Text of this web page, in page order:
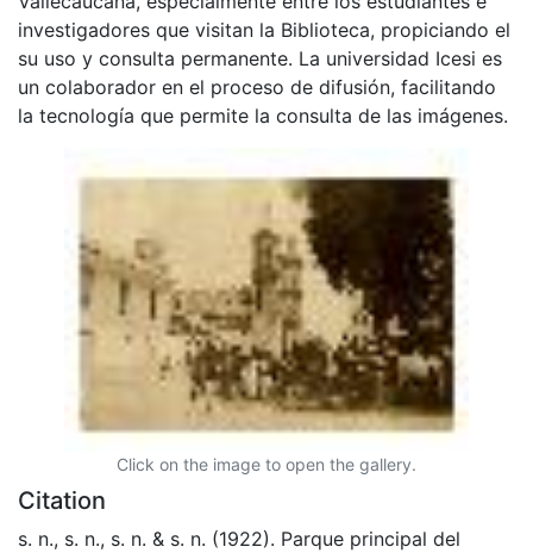
investigadores que visitan la Biblioteca, propiciando el
su uso y consulta permanente. La universidad Icesi es
un colaborador en el proceso de difusión, facilitando
la tecnología que permite la consulta de las imágenes.
Click on the image to open the gallery.
Citation
s. n., s. n., s. n. & s. n. (1922). Parque principal del